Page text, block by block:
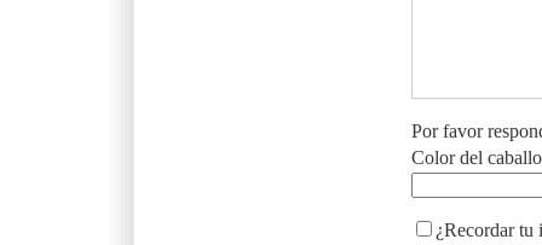
Por favor
Color del
¿Recordar tu